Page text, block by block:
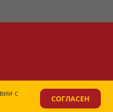
с
СОГЛАСЕН